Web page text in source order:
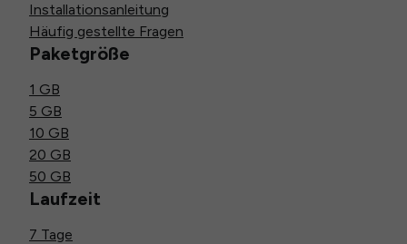
Installationsanleitung
Häufig gestellte Fragen
Paketgröße
1 GB
5 GB
10 GB
20 GB
50 GB
Laufzeit
7 Tage